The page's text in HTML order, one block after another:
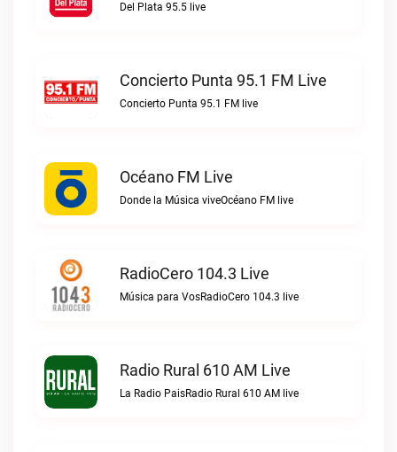
Del Plata 95.5 live
Concierto Punta 95.1 FM Live
Concierto Punta 95.1 FM live
Océano FM Live
Donde la Música viveOcéano FM live
RadioCero 104.3 Live
Música para VosRadioCero 104.3 live
Radio Rural 610 AM Live
La Radio PaisRadio Rural 610 AM live